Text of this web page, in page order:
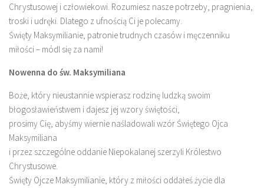
Chrystusowej i człowiekowi. Rozumiesz nasze potrzeby, pragnienia,
troski i udręki. Dlatego z ufnością Ci je polecamy.
Święty Maksymilianie, patronie trudnych czasów i męczenniku
miłości – módl się za nami!
Nowenna do św. Maksymiliana
Boże, który nieustannie wspierasz rodzinę ludzką swoim
błogosławieństwem i dajesz jej wzory świętości,
prosimy Cię, abyśmy wiernie naśladowali wzór Świętego Ojca
Maksymiliana
i przez szczególne oddanie Niepokalanej szerzyli Królestwo
Chrystusowe.
Święty Ojcze Maksymilianie, który z miłości oddałeś życie dla